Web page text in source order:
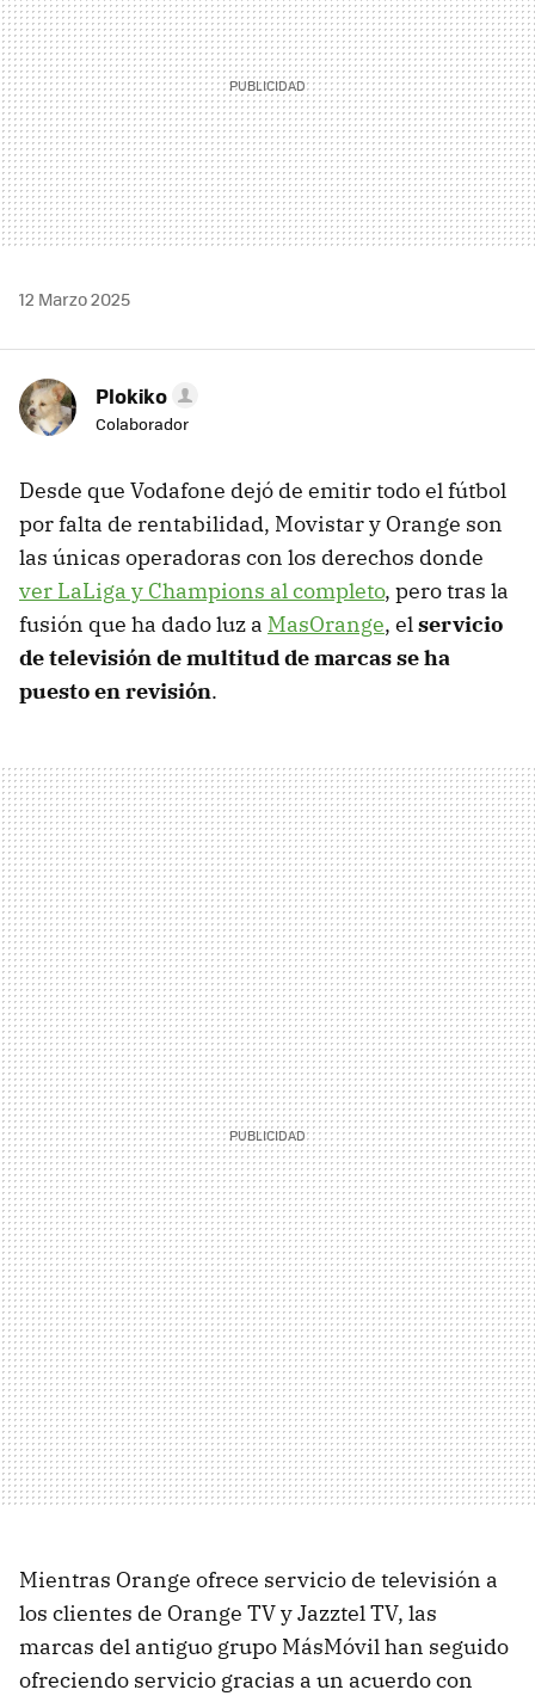
12 Marzo 2025
Plokiko
Colaborador
Desde que Vodafone dejó de emitir todo el fútbol
por falta de rentabilidad, Movistar y Orange son
las únicas operadoras con los derechos donde
ver LaLiga y Champions al completo, pero tras la
fusión que ha dado luz a MasOrange, elservicio
de televisión de multitud de marcas se ha
puesto en revisión.
Mientras Orange ofrece servicio de televisión a
los clientes de Orange TV y Jazztel TV, las
marcas del antiguo grupo MásMóvil han seguido
ofreciendo servicio gracias a un acuerdo con